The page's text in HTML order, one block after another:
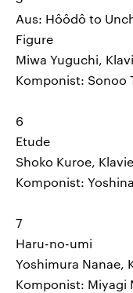
Aus: Hôôdô to
Figure
Miwa Yuguchi,
Komponist: Sonoo
6
Etude
Shoko Kuroe,
Komponist:
7
Haru-no-umi
Yoshimura Nanae,
Komponist: Miyagi